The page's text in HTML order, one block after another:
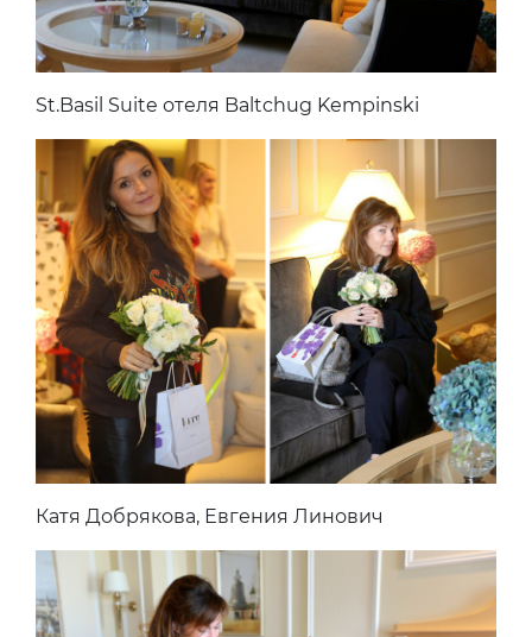
St.Basil Suite отеля Baltchug Kempinski
Катя Добрякова, Евгения Линович